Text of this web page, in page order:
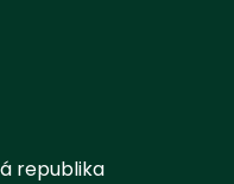
republika